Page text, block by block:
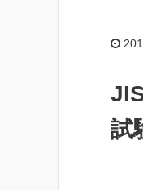
試